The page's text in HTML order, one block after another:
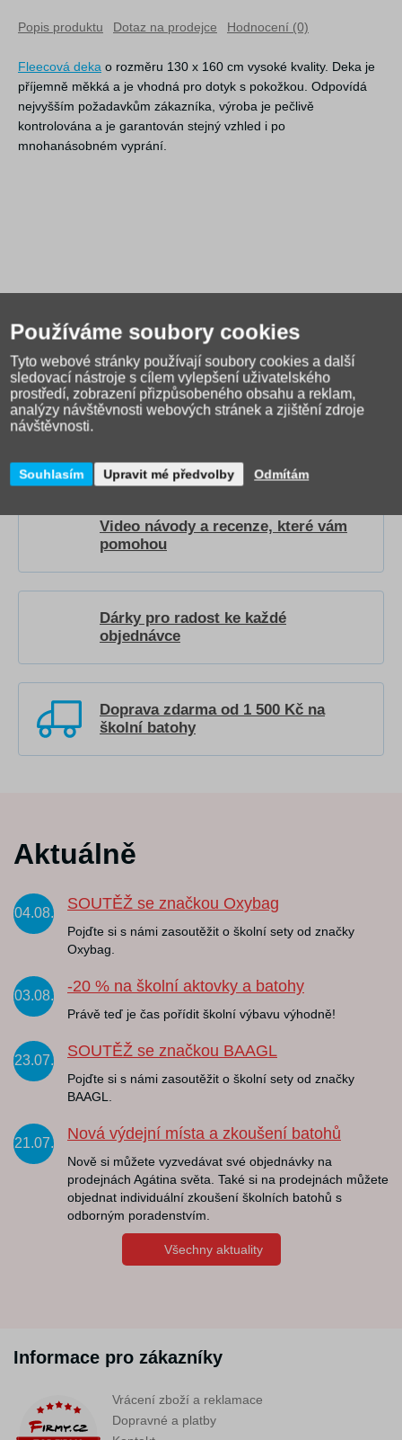
Popis produktu Dotaz na prodejce Hodnocení (0)
Fleecová deka o rozměru 130 x 160 cm vysoké kvality. Deka je
příjemně měkká a je vhodná pro dotyk s pokožkou. Odpovídá
nejvyšším požadavkům zákazníka, výroba je pečlivě
kontrolována a je garantován stejný vzhled i po
mnohanásobném vyprání.
Jak správně vybrat školní
Video návody a recenze, které vám
pomohou
Dárky pro radost ke každé
objednávce
Doprava zdarma od 1 500 Kč na
školní batohy
Aktuálně
04.08.
SOUTĚŽ se značkou Oxybag
Pojďte si s námi zasoutěžit o školní sety od značky
Oxybag.
03.08.
-20 % na školní aktovky a batohy
Právě teď je čas pořídit školní výbavu výhodně!
23.07.
SOUTĚŽ se značkou BAAGL
Pojďte si s námi zasoutěžit o školní sety od značky
BAAGL.
21.07.
Nová výdejní místa a zkoušení batohů
Nově si můžete vyzvedávat své objednávky na
prodejnách Agátina světa. Také si na prodejnách můžete
objednat individuální zkoušení školních batohů s
odborným poradenstvím.
Všechny aktuality
Informace pro zákazníky
Vrácení zboží a reklamace
Dopravné a platby
Používáme soubory cookies
Tyto webové stránky používají soubory cookies a další
sledovací nástroje s cílem vylepšení uživatelského
prostředí, zobrazení přizpůsobeného obsahu a reklam,
analýzy návštěvnosti webových stránek a zjištění zdroje
návštěvnosti.
Souhlasím Upravit mé předvolby Odmítám